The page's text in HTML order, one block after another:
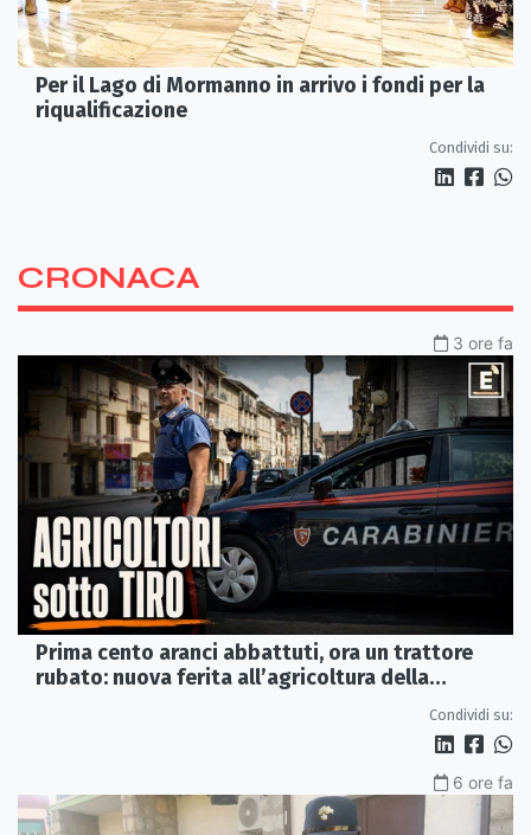
Per il Lago di Mormanno in arrivo i fondi per la
riqualificazione
Condividi su:
CRONACA
3 ore fa
Prima cento aranci abbattuti, ora un trattore
rubato: nuova ferita all’agricoltura della
Condividi su:
6 ore fa